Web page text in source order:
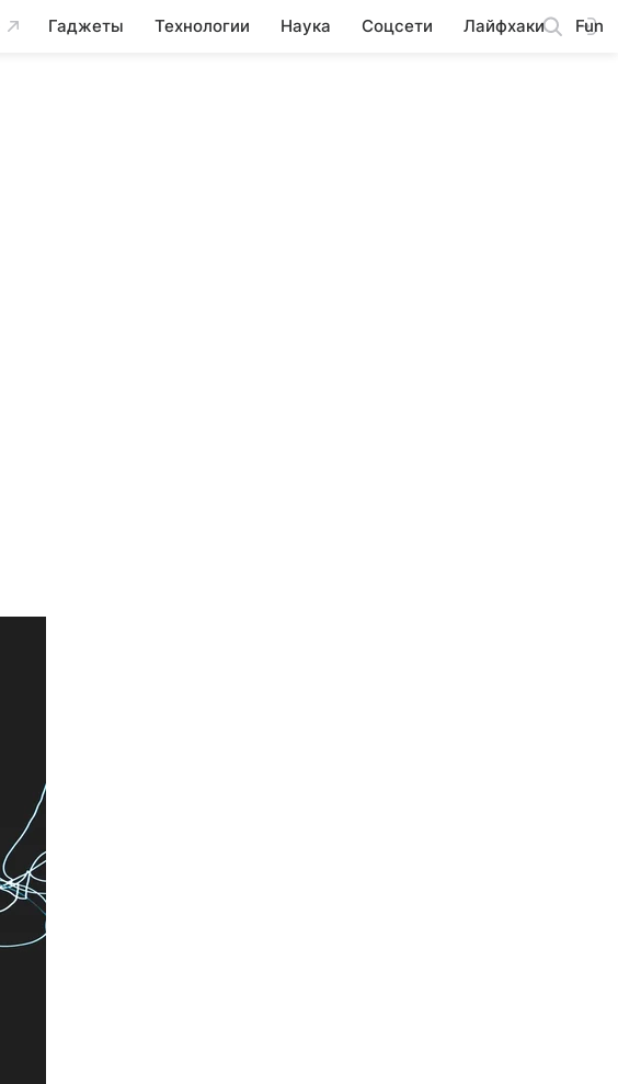
Гаджеты Технологии Наука Соцсети Лайфхаки Fun